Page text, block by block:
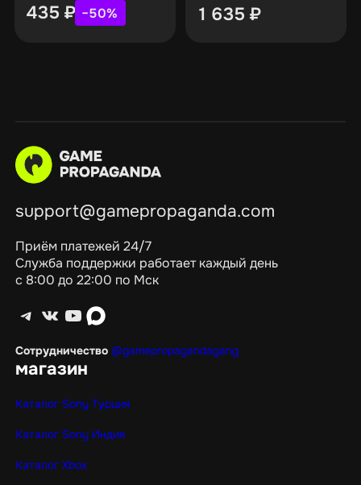
435 ₽ −50% 1 635 ₽
support@gamepropaganda.com
Приём платежей 24/7
Служба поддержки работает каждый день
с 8:00 до 22:00 по Мск
Telegram ВКонтакте YouTube max
Сотрудничество @gamepropagandagang
магазин
Каталог Sony Турция
Каталог Sony Индия
Каталог Xbox